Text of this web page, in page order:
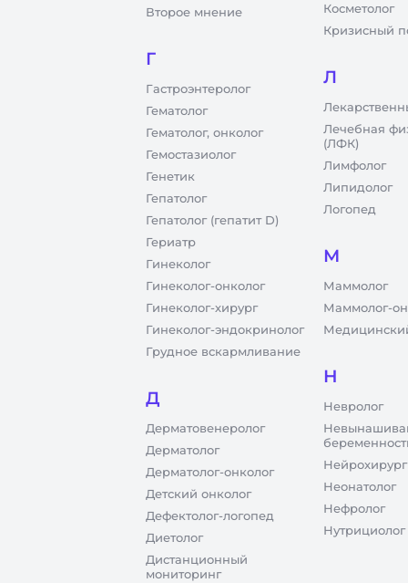
Второе мнение
Г
Гастроэнтеролог
Гематолог
Гематолог, онколог
Гемостазиолог
Генетик
Гепатолог
Гепатолог (гепатит D)
Гериатр
Гинеколог
Гинеколог-онколог
Гинеколог-хирург
Гинеколог-эндокринолог
Грудное вскармливание
Д
Дерматовенеролог
Дерматолог
Дерматолог-онколог
Детский онколог
Дефектолог-логопед
Диетолог
Дистанционный
мониторинг
Косметолог
Кризисный
Л
Лечебная
(ЛФК)
Лимфолог
Липидолог
Логопед
М
Маммолог
Маммолог-
Н
Невролог
Нейрохирург
Неонатолог
Нефролог
Нутрициолог